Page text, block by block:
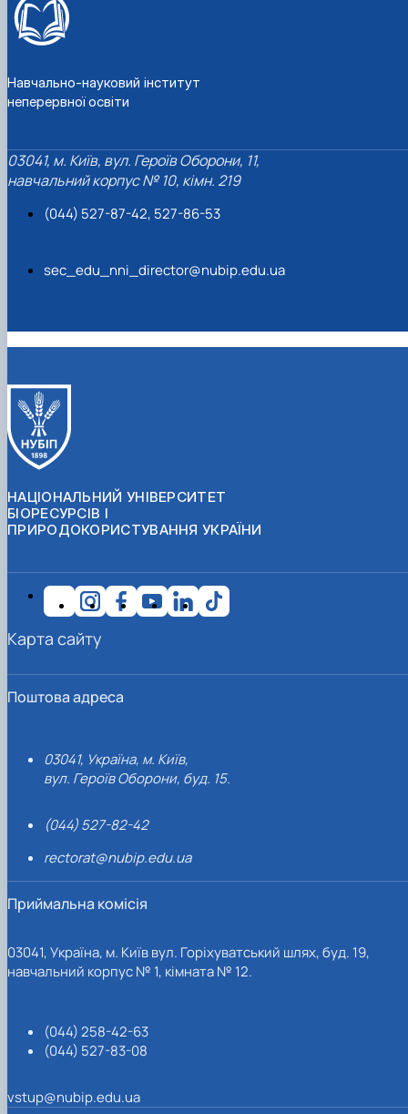
Навчально-науковий інститут
неперервної освіти
03041, м. Київ, вул. Героїв Оборони, 11,
навчальний корпус № 10, кімн. 219
(044) 527-87-42, 527-86-53
sec_edu_nni_director@nubip.edu.ua
НАЦІОНАЛЬНИЙ УНІВЕРСИТЕТ
БІОРЕСУРСІВ І
ПРИРОДОКОРИСТУВАННЯ УКРАЇНИ
Поштова адреса
03041, Україна, м. Київ,
вул. Героїв Оборони, буд. 15.
(044) 527-82-42
rectorat@nubip.edu.ua
Приймальна комісія
03041, Україна, м. Київ вул. Горіхуватський шлях, буд. 19,
навчальний корпус № 1, кімната № 12.
(044) 258-42-63
(044) 527-83-08
vstup@nubip.edu.ua
Карта сайту